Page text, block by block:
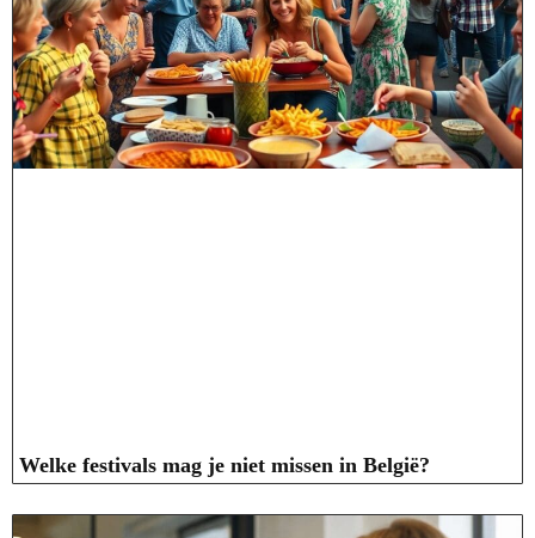
Welke festivals mag je niet missen in België?